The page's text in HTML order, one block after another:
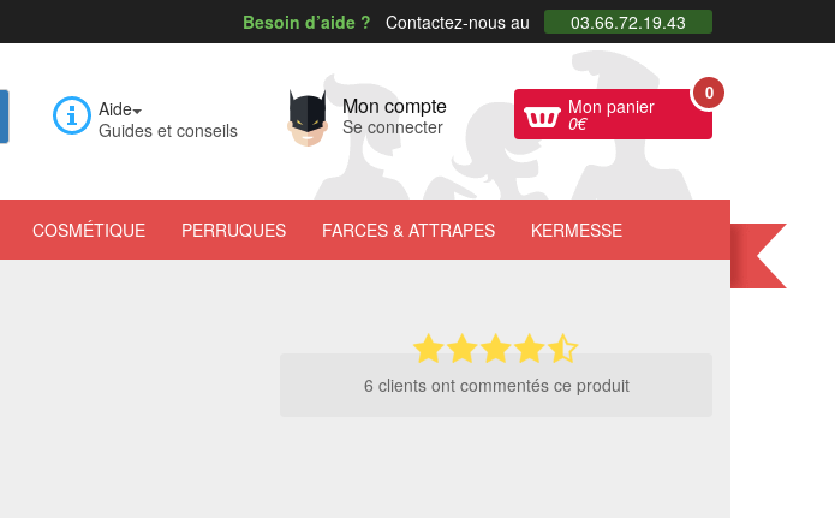
Besoin d’aide ? Contactez-nous au 03.66.72.19.43
Aide
Guides et conseils
Mon compte
Se connecter
Mon panier
0€
0
COSMÉTIQUE PERRUQUES FARCES & ATTRAPES KERMESSE
6 clients ont commentés ce produit